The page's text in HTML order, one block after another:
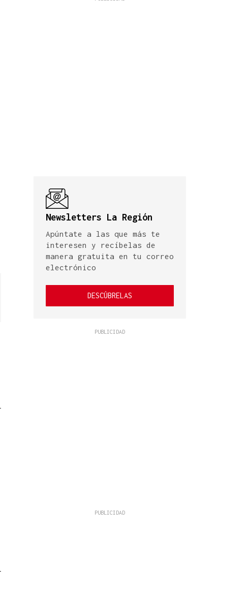
Newsletters La Región
Apúntate a las que más te
interesen y recíbelas de
manera gratuita en tu correo
electrónico
DESCÚBRELAS